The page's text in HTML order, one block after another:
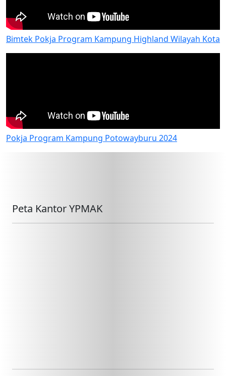
Bimtek Pokja Program Kampung Highland Wilayah Kota
Pokja Program Kampung Potowayburu 2024
Peta Kantor YPMAK